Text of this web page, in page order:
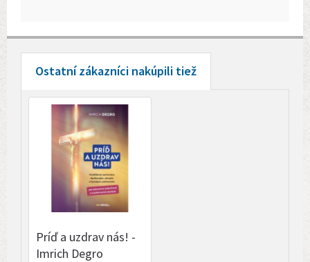
Ostatní zákazníci nakúpili tiež
Príď a uzdrav nás! -
Imrich Degro